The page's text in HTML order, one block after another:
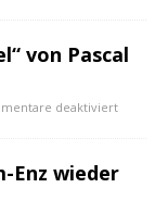
von Pascal
deaktiviert
Enz wieder